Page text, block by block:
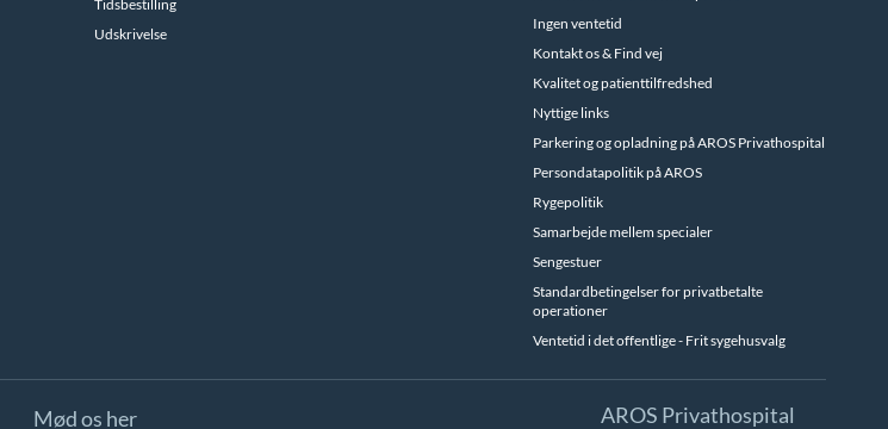
Tidsbestilling
Udskrivelse
Ingen ventetid
Kontakt os & Find vej
Kvalitet og patienttilfredshed
Nyttige links
Parkering og opladning på AROS Privathospital
Persondatapolitik på AROS
Rygepolitik
Samarbejde mellem specialer
Sengestuer
Standardbetingelser for privatbetalte
operationer
Ventetid i det offentlige - Frit sygehusvalg
Mød os her AROS Privathospital